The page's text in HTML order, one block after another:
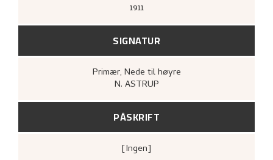
1911
SIGNATUR
Primær, Nede til høyre
N. ASTRUP
PÅSKRIFT
[ingen]